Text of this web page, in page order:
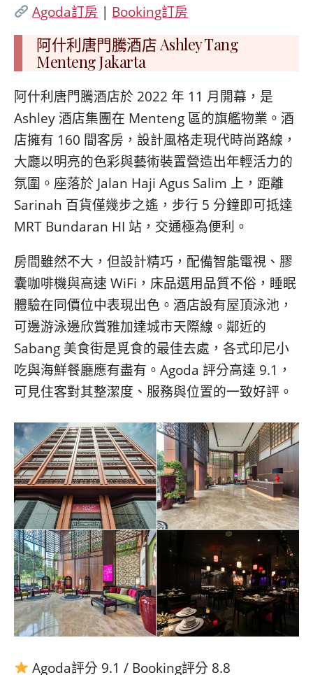
Agoda訂房 | Booking訂房
阿什利唐門騰酒店 Ashley Tang
Menteng Jakarta
阿什利唐門騰酒店於 2022 年 11 月開幕，是
Ashley 酒店集團在 Menteng 區的旗艦物業。酒
店擁有 160 間客房，設計風格走現代時尚路線，
大廳以明亮的色彩與藝術裝置營造出年輕活力的
氛圍。座落於 Jalan Haji Agus Salim 上，距離
Sarinah 百貨僅幾步之遙，步行 5 分鐘即可抵達
MRT Bundaran HI 站，交通極為便利。
房間雖然不大，但設計精巧，配備智能電視、膠
囊咖啡機與高速 WiFi，床品選用品質不俗，睡眠
體驗在同價位中表現出色。酒店設有屋頂泳池，
可邊游泳邊欣賞雅加達城市天際線。鄰近的
Sabang 美食街是覓食的最佳去處，各式印尼小
吃與海鮮餐廳應有盡有。Agoda 評分高達 9.1，
可見住客對其整潔度、服務與位置的一致好評。
Agoda評分 9.1 / Booking評分 8.8